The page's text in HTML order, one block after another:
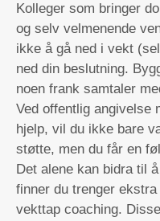
Kolleger som bringer
og selv velmenende
ikke å gå ned i vekt
ned din beslutning.
noen frank samtaler
Ved offentlig angivelse
hjelp, vil du ikke bare
støtte, men du får en
Det alene kan bidra til
finner du trenger
vekttap coaching.